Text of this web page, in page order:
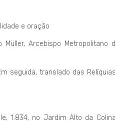
e oração
Arcebispo Metropolitano
seguida, translado das
1.834, no Jardim Alto da